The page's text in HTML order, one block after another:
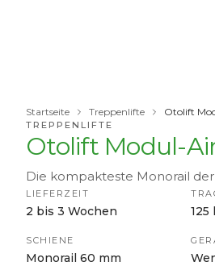
Startseite Treppenlifte Otolift
TREPPENLIFTE
Otolift Modul-
Die kompakteste Monorail
LIEFERZEIT
2 bis 3 Wochen 125
SCHIENE
Monorail 60 mm